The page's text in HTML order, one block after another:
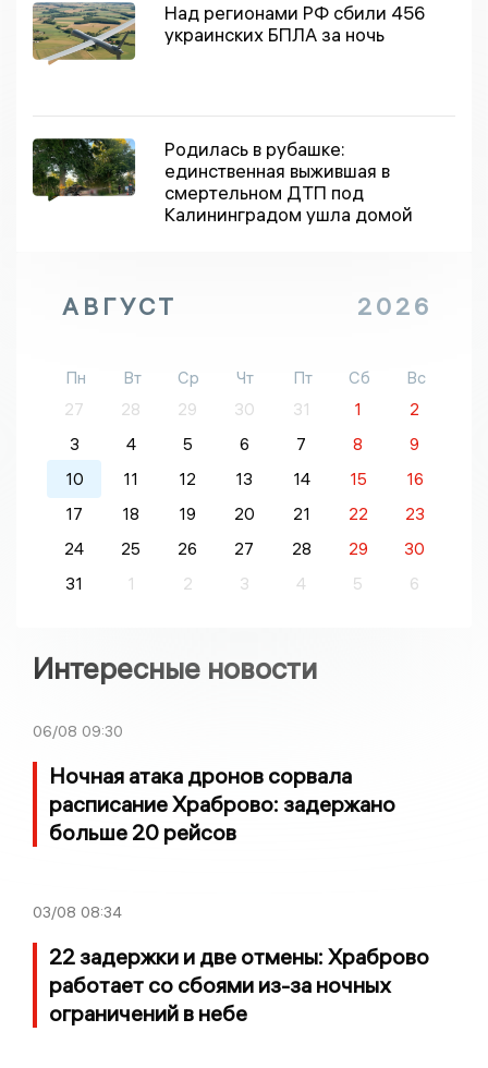
Над регионами РФ сбили 456
украинских БПЛА за ночь
Родилась в рубашке:
единственная выжившая в
смертельном ДТП под
Калининградом ушла домой
АВГУСТ 2026
Пн Вт Ср Чт Пт Сб
Вс
27
28 29 30 31 1
2
3
4 5 6 7 8
9
10
11 12 13 14 15
16
17
18 19 20 21 22
23
24
25 26 27 28 29
30
31
1 2 3 4 5 6
Интересные новости
06/08 09:30
Ночная атака дронов сорвала
расписание Храброво: задержано
больше 20 рейсов
03/08 08:34
22 задержки и две отмены: Храброво
работает со сбоями из-за ночных
ограничений в небе